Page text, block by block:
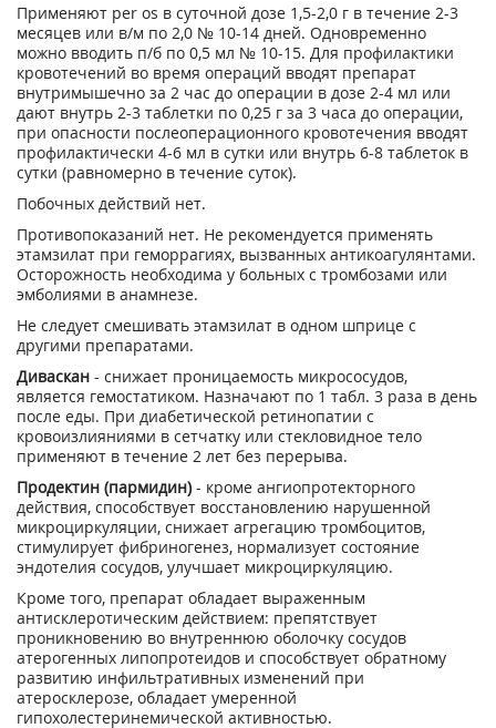
Применяют per os в суточной дозе 1,5-2,0 г в течение 2-3
месяцев или в/м по 2,0 № 10-14 дней. Одновременно
можно вводить п/б по 0,5 мл № 10-15. Для профилактики
кровотечений во время операций вводят препарат
внутримышечно за 2 час до операции в дозе 2-4 мл или
дают внутрь 2-3 таблетки по 0,25 г за 3 часа до операции,
при опасности послеоперационного кровотечения вводят
профилактически 4-6 мл в сутки или внутрь 6-8 таблеток в
сутки (равномерно в течение суток).
Побочных действий нет.
Противопоказаний нет. Не рекомендуется применять
этамзилат при геморрагиях, вызванных антикоагулянтами.
Осторожность необходима у больных с тромбозами или
эмболиями в анамнезе.
Не следует смешивать этамзилат в одном шприце с
другими препаратами.
Диваскан - снижает проницаемость микрососудов,
является гемостатиком. Назначают по 1 табл. 3 раза в день
после еды. При диабетической ретинопатии с
кровоизлияниями в сетчатку или стекловидное тело
применяют в течение 2 лет без перерыва.
Продектин (пармидин)- кроме ангиопротекторного
действия, способствует восстановлению нарушенной
микроциркуляции, снижает агрегацию тромбоцитов,
стимулирует фибриногенез, нормализует состояние
эндотелия сосудов, улучшает микроциркуляцию.
Кроме того, препарат обладает выраженным
антисклеротическим действием: препятствует
проникновению во внутреннюю оболочку сосудов
атерогенных липопротеидов и способствует обратному
развитию инфильтративных изменений при
атеросклерозе, обладает умеренной
гипохолестеринемической активностью.